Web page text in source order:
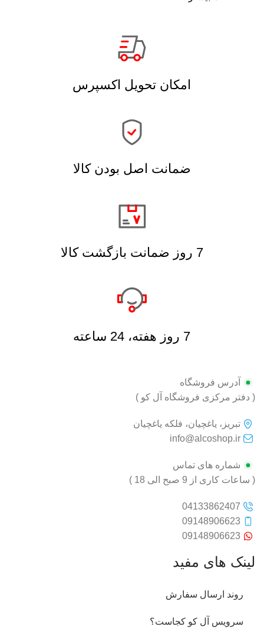
امکان تحویل اکسپرس
ضمانت اصل بودن کالا
7 روز ضمانت بازگشت کالا
7 روز هفته، 24 ساعته
آدرس فروشگاه
( دفتر مرکزی فروشگاه آل کو )
تبریز، یاغچیان، فلکه یاغچیان
info@alcoshop.ir
شماره های تماس
( ساعات کاری از 9 صبح الی 18 )
04133862407
09148906623
09148906623
لینک های مفید
روند ارسال سفارش
سرویس آل کو کجاست؟